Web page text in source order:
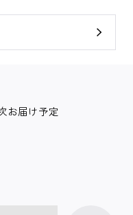
お届け予定